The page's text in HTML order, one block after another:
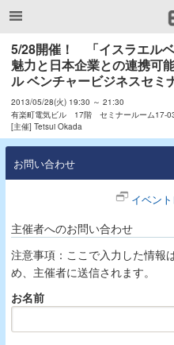
5/28開催！　「イスラエル
魅力と日本企業との連携可
ル ベンチャービジネスセミ
2013/05/28(火) 19:30 ～ 21:30
有楽町電気ビル 17階 セミナールーム17-
[主催] Tetsui Okada
お問い合わせ
イベン
主催者へのお問い合わせ
注意事項：ここで入力した情報
め、主催者に送信されます。
お名前